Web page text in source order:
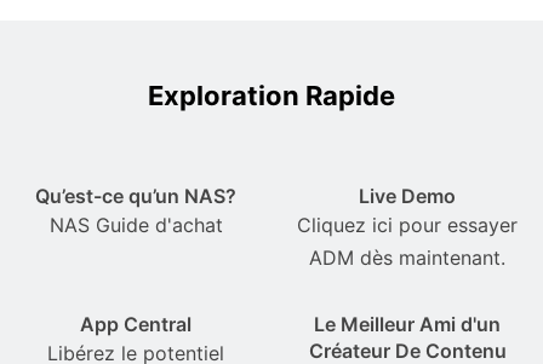
Exploration Rapide
Qu’est-ce qu’un NAS?
NAS Guide d'achat
Live Demo
Cliquez ici pour essayer
ADM dès maintenant.
App Central
Libérez le potentiel
Le Meilleur Ami d'un
Créateur De Contenu